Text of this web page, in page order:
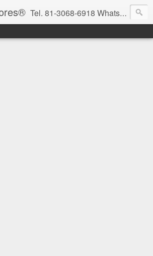
Tel. 81-3068-6918 WhatsApp 81-2636-2823 / 33-1145-3780 cotizacionregioprotectores@gmail.com / regioprotectores@gmail.com https://www.facebook.com/RegioProtectores/